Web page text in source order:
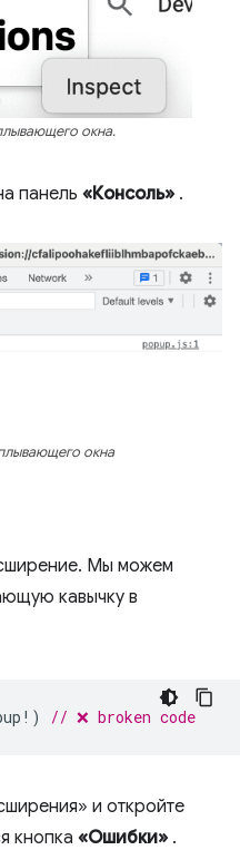
окна.
панель «Консоль» .
окна
Мы можем
кавычку в
! ) // ❌ broken code
и откройте
кнопка «Ошибки» .